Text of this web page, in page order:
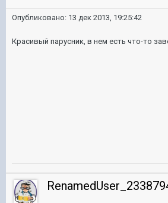
Опубликовано: 13 дек 2013, 19:25:42
Красивый парусник, в нем есть что-то